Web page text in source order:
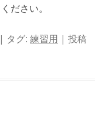
ださい。
| タグ: 練習用 | 投稿